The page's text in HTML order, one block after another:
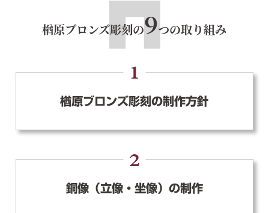
楢原ブロンズ彫刻の9つの取り組み
1
楢原ブロンズ彫刻の制作方針
2
銅像（立像・坐像）の制作